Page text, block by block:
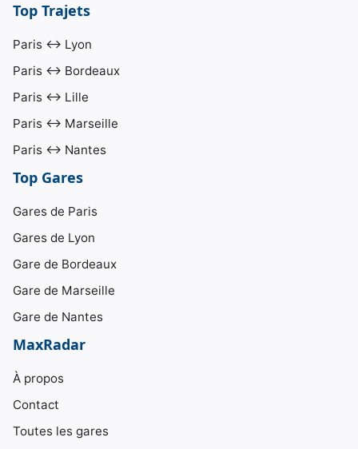
Top Trajets
Paris ↔ Lyon
Paris ↔ Bordeaux
Paris ↔ Lille
Paris ↔ Marseille
Paris ↔ Nantes
Top Gares
Gares de Paris
Gares de Lyon
Gare de Bordeaux
Gare de Marseille
Gare de Nantes
MaxRadar
À propos
Contact
Toutes les gares